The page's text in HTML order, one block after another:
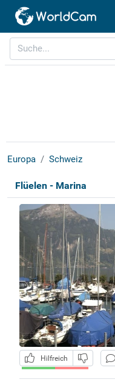
Europa Schweiz
Flüelen - Marina
Hilfreich